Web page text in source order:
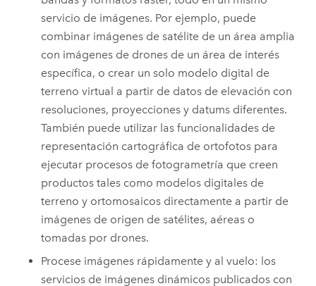
servicio de imágenes. Por ejemplo, puede
combinar imágenes de satélite de un área amplia
con imágenes de drones de un área de interés
específica, o crear un solo modelo digital de
terreno virtual a partir de datos de elevación con
resoluciones, proyecciones y datums diferentes.
También puede utilizar las funcionalidades de
representación cartográfica de ortofotos para
ejecutar procesos de fotogrametría que creen
productos tales como modelos digitales de
terreno y ortomosaicos directamente a partir de
imágenes de origen de satélites, aéreas o
tomadas por drones.
Procese imágenes rápidamente y al vuelo: los
servicios de imágenes dinámicos publicados con